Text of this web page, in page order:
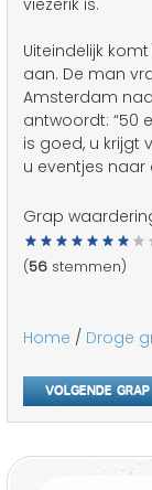
viezerik is.
Uiteindelijk
aan. De man
Amsterdam
antwoordt: “50
is goed, u krijgt
u eventjes naar
Grap
(56 stemmen)
Home / Droge
Volgende grap